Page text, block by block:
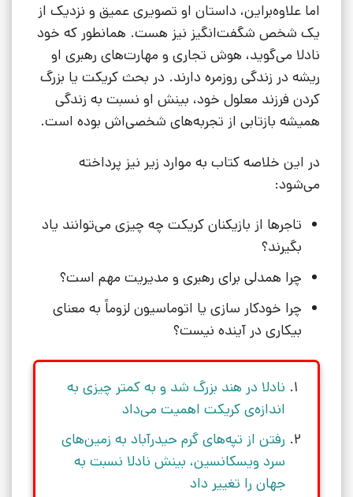
اما علاوه‌براین، داستان او تصویری عمیق و نزدیک از
یک شخص شگفت‌انگیز نیز هست. همانطور که خود
نادلا می‌گوید، هوش تجاری و مهارت‌های رهبری او
ریشه‌ در زندگی روزمره دارند. در بحث کریکت یا بزرگ
کردن فرزند معلول خود، بینش او نسبت به زندگی
همیشه بازتابی از تجربه‌های شخصی‌اش بوده است.
در این خلاصه کتاب به موارد زیر نیز پرداخته
می‌شود:
تاجرها از بازیکنان کریکت چه چیزی می‌توانند یاد
بگیرند؟
چرا همدلی برای رهبری و مدیریت مهم است؟
چرا خودکار سازی یا اتوماسیون لزوماً به معنای
بیکاری در آینده نیست؟
نادلا در هند بزرگ شد و به کمتر چیزی به
اندازه‌ی کریکت اهمیت می‌داد
رفتن از تپه‌های گرم حیدرآباد به زمین‌های
سرد ویسکانسین، بینش نادلا نسبت به
جهان را تغییر داد